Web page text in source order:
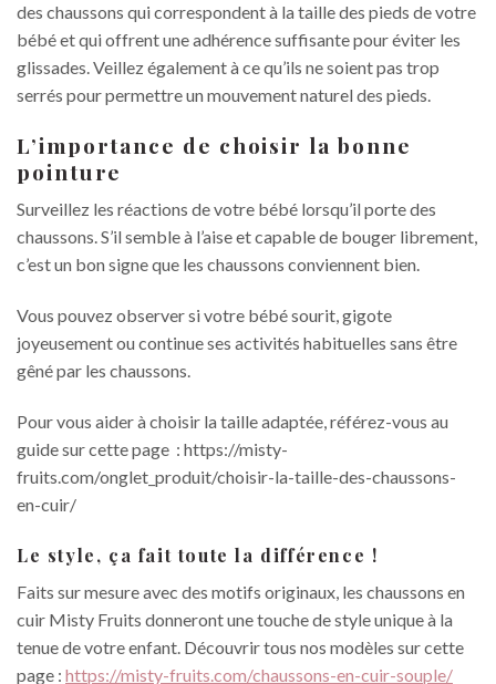
des chaussons qui correspondent à la taille des pieds de votre
bébé et qui offrent une adhérence suffisante pour éviter les
glissades. Veillez également à ce qu’ils ne soient pas trop
serrés pour permettre un mouvement naturel des pieds.
L’importance de choisir la bonne
pointure
Surveillez les réactions de votre bébé lorsqu’il porte des
chaussons. S’il semble à l’aise et capable de bouger librement,
c’est un bon signe que les chaussons conviennent bien.
Vous pouvez observer si votre bébé sourit, gigote
joyeusement ou continue ses activités habituelles sans être
gêné par les chaussons.
Pour vous aider à choisir la taille adaptée, référez-vous au
guide sur cette page : https://misty-
fruits.com/onglet_produit/choisir-la-taille-des-chaussons-
en-cuir/
Le style, ça fait toute la différence !
Faits sur mesure avec des motifs originaux, les chaussons en
cuir Misty Fruits donneront une touche de style unique à la
tenue de votre enfant. Découvrir tous nos modèles sur cette
page : https://misty-fruits.com/chaussons-en-cuir-souple/